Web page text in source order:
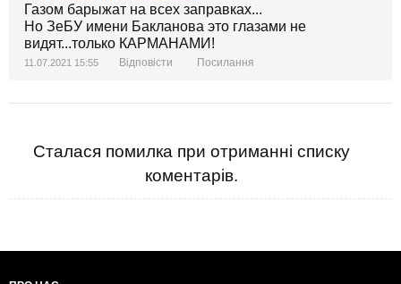
Газом барыжат на всех заправках...
Но ЗеБУ имени Бакланова это глазами не
видят...только КАРМАНАМИ!
11.07.2021 15:55 Відповісти Посилання
Сталася помилка при отриманні списку
коментарів.